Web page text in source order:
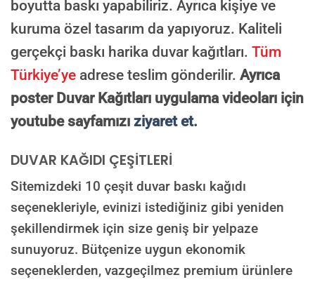
Görseliniz baskıya alınmadan önce ölçüye göre düzenlenmiş son hali
AI TASARIMIYLA SIPARIŞ VER
ONAYINIZDAN SONRA BASKIYA GEÇILECEK
boyutta baskı yapabiliriz. Ayrıca kişiye ve
kuruma özel tasarım da yapıyoruz. Kaliteli
gerçekçi baskı harika duvar kağıtları. Tüm
Türkiye’ye adrese teslim gönderilir. Ayrıca
poster Duvar Kağıtları uygulama videoları için
youtube sayfamızı ziyaret et.
DUVAR KAĞIDI ÇEŞİTLERİ
Sitemizdeki 10 çeşit duvar baskı kağıdı
seçenekleriyle, evinizi istediğiniz gibi yeniden
şekillendirmek için size geniş bir yelpaze
sunuyoruz. Bütçenize uygun ekonomik
seçeneklerden, vazgeçilmez premium ürünlere